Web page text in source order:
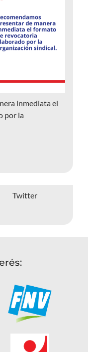
inmediata el
por la
Twitter